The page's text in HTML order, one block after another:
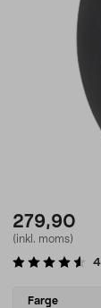
279,90
(inkl. moms)
Select
Farge